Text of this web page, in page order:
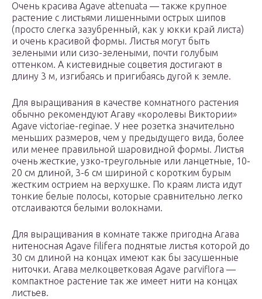
Очень красива Agave attenuata — также крупное
растение с листьями лишенными острых шипов
(просто слегка зазубренный, как у юкки край листа)
и очень красивой формы. Листья могут быть
зелеными или сизо-зелеными, почти голубым
оттенком. А кистевидные соцветия достигают в
длину 3 м, изгибаясь и пригибаясь дугой к земле.
Для выращивания в качестве комнатного растения
обычно рекомендуют Агаву «королевы Виктории»
Agave victoriae-reginae. У нее розетка значительно
меньших размеров, чем у предыдущего вида, более
или менее правильной шаровидной формы. Листья
очень жесткие, узко-треугольные или ланцетные, 10-
20 см длиной, 3-6 см шириной с коротким бурым
жестким острием на верхушке. По краям листа идут
тонкие белые полосы, которые сравнительно легко
отслаиваются белыми волокнами.
Для выращивания в комнате также пригодна Агава
нитеносная Agave filifera поднятые листья которой до
30 см длиной на концах имеют как бы засушенные
ниточки. Агава мелкоцветковая Agave parviflora —
компактное растение так же имеет нити на концах
листьев.